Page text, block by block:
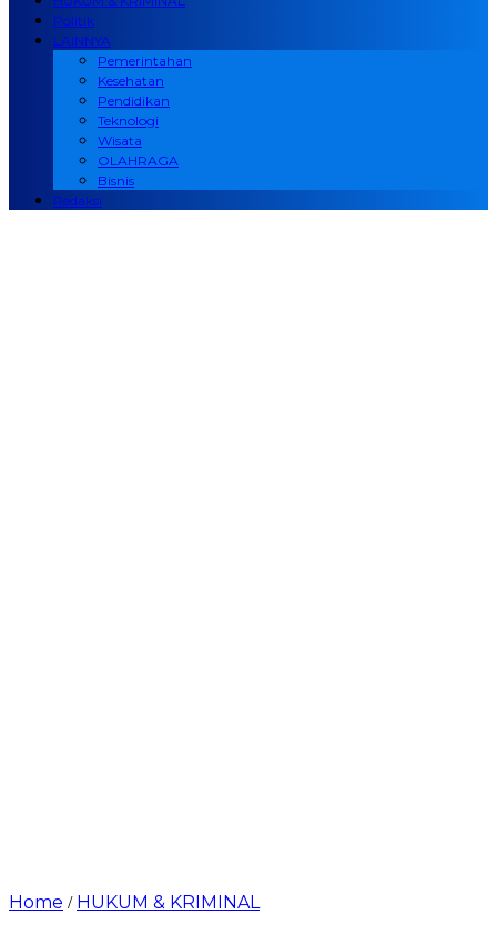
Politik
LAINNYA
Pemerintahan
Kesehatan
Pendidikan
Teknologi
Wisata
OLAHRAGA
Bisnis
Redaksi
Home / HUKUM & KRIMINAL